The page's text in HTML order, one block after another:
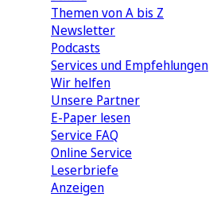
Themen von A bis Z
Newsletter
Podcasts
Services und Empfehlungen
Wir helfen
Unsere Partner
E-Paper lesen
Service FAQ
Online Service
Leserbriefe
Anzeigen